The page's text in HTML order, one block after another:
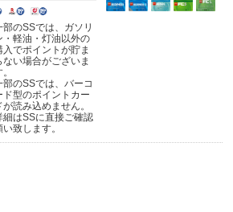
部のSSでは、ガソリ
・軽油・灯油以外の
入でポイントが貯ま
ない場合がございま
部のSSでは、バーコ
ド型のポイントカー
が読み込めません。
細はSSに直接ご確認
い致します。